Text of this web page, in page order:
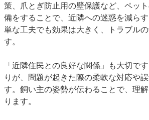
策、爪とぎ防止用の壁保護など、ペッ
備をすることで、近隣への迷惑を減ら
単な工夫でも効果は大きく、トラブル
す。
「近隣住民との良好な関係」も大切で
りが、問題が起きた際の柔軟な対応や
す。飼い主の姿勢が伝わることで、理
ります。